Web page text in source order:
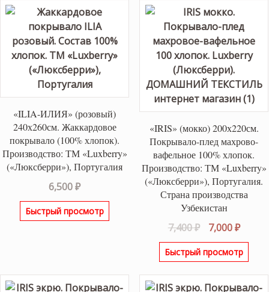
«ILIA-ИЛИЯ» (розовый)
240х260см. Жаккардовое
покрывало (100% хлопок).
Производство: ТМ «Luxberry»
(«Люксберри»), Португалия
6,500₽
Быстрый просмотр
«IRIS» (мокко) 200х220см.
Покрывало-плед махрово-
вафельное 100% хлопок.
Производство: ТМ «Luxberry»
(«Люксберри»), Португалия.
Страна производства
Узбекистан
7,400₽
цена
составляла
7,000₽
цена:
7,000
Быстрый просмотр